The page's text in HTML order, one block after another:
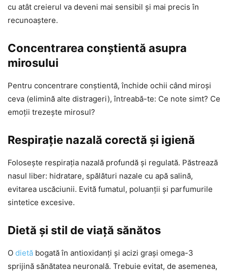
cu atât creierul va deveni mai sensibil și mai precis în
recunoaștere.
Concentrarea conștientă asupra
mirosului
Pentru concentrare conştientă, închide ochii când miroși
ceva (elimină alte distrageri), întreabă-te: Ce note simt? Ce
emoții trezește mirosul?
Respirație nazală corectă și igienă
Folosește respirația nazală profundă și regulată. Păstrează
nasul liber: hidratare, spălături nazale cu apă salină,
evitarea uscăciunii. Evită fumatul, poluanții și parfumurile
sintetice excesive.
Dietă și stil de viață sănătos
O dietă bogată în antioxidanți și acizi grași omega-3
sprijină sănătatea neuronală. Trebuie evitat, de asemenea,